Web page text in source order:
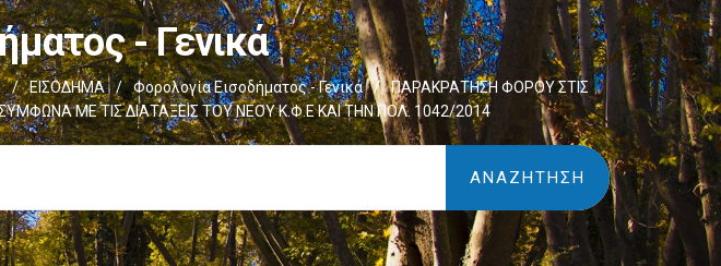
- Γενικά
/ ΕΙΣΟΔΗΜΑ / Φορολογία Εισοδήματος - Γενικά /
ΠΑΡΑΚΡΑΤΗΣΗ ΦΟΡΟΥ ΣΤΙΣ
ΜΕ ΤΙΣ ΔΙΑΤΑΞΕΙΣ ΤΟΥ ΝΕΟΥ Κ.Φ.Ε ΚΑΙ ΤΗΝ ΠΟΛ. 1042/2014